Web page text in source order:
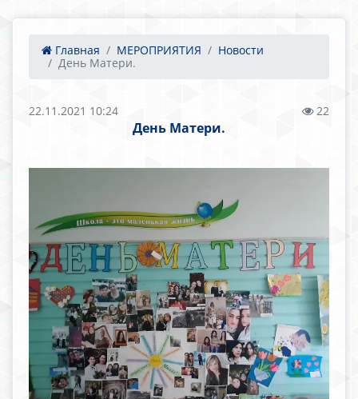
Главная МЕРОПРИЯТИЯ
Новости
День Матери.
22.11.2021 10:24 22
День Матери.